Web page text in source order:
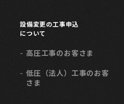
設備変更の工事申込
について
高圧工事のお客さま
低圧（法人）工事のお客
さま